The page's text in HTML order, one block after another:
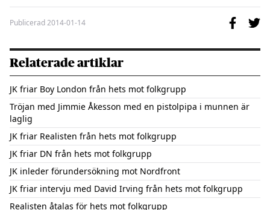
Publicerad2014-01-14
Relaterade artiklar
JK friar Boy London från hets mot folkgrupp
Tröjan med Jimmie Åkesson med en pistolpipa i munnen är
laglig
JK friar Realisten från hets mot folkgrupp
JK friar DN från hets mot folkgrupp
JK inleder förundersökning mot Nordfront
JK friar intervju med David Irving från hets mot folkgrupp
Realisten åtalas för hets mot folkgrupp